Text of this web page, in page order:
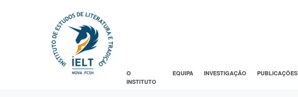
O
INSTITUTO
EQUIPA INVESTIGAÇÃO PUBLICAÇÕES